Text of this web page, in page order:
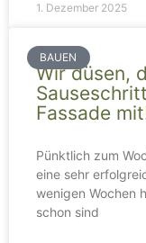
1. Dezember 2025
BAUEN
Wir düsen,
Fassade
Pünktlich zum
eine sehr
wenigen Wochen
schon sind